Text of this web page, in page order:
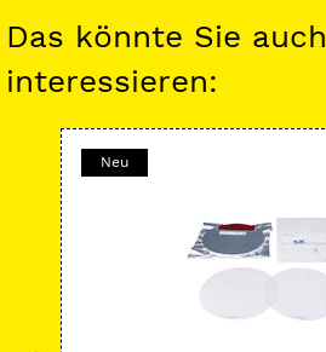
Das könnte Sie auch
interessieren:
Neu